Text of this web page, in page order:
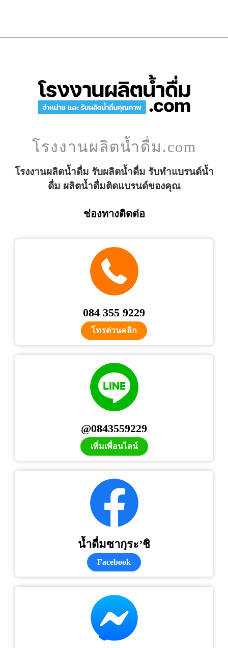
โรงงานผลิตน้ำดื่ม.com
โรงงานผลิตน้ำดื่ม รับผลิตน้ำดื่ม รับทำแบรนด์น้ำ
ดื่ม ผลิตน้ำดื่มติดแบรนด์ของคุณ
ช่องทางติดต่อ
084 355 9229
โทรด่วนคลิก
@0843559229
เพิ่มเพื่อนไลน์
น้ำดื่มซากุระ’ชิ
Facebook